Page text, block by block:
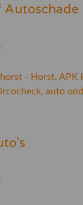
- Horst, APK
auto